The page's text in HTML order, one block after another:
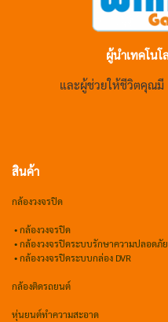
ผู้นำเทคโน
และผู้ช่วยให้ชีวิตคุณมี
สินค้า
กล้องวงจรปิด
•กล้องวงจรปิด
•กล้องวงจรปิดระบบรักษาความปลอดภัย
• กล้องวงจรปิดระบบกล่อง DVR
กล้องติดรถยนต์
หุ่นยนต์ทำความสะอาด